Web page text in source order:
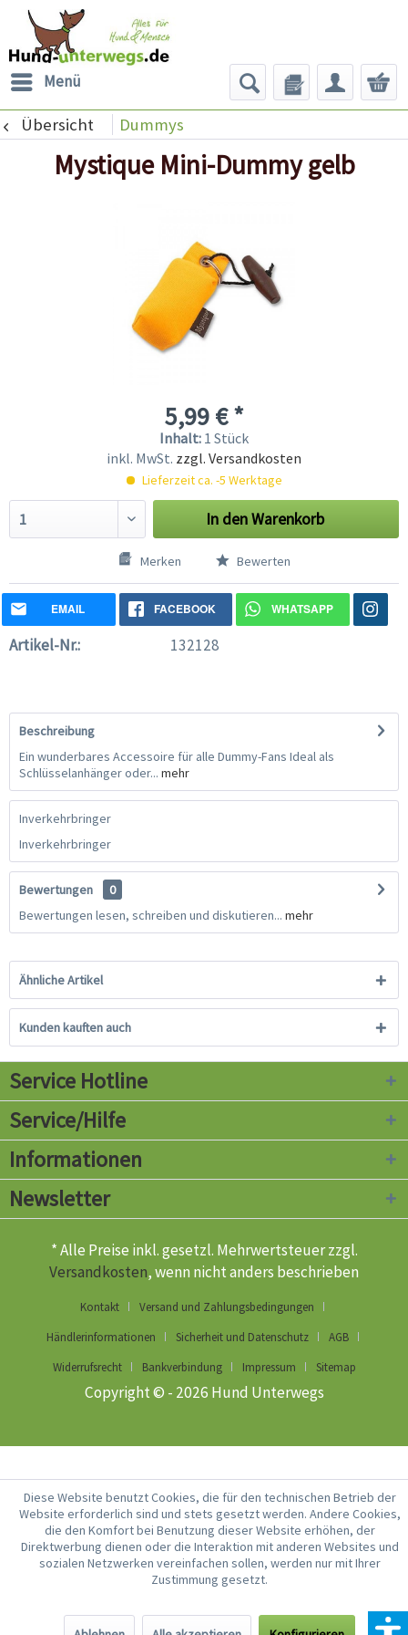
Menü
Übersicht Dummys
Mystique Mini-Dummy gelb
5,99 € *
Inhalt: 1 Stück
inkl. MwSt. zzgl. Versandkosten
Lieferzeit ca. -5 Werktage
In denWarenkorb
Merken Bewerten
EMAIL FACEBOOK WHATSAPP
Artikel-Nr.: 132128
Beschreibung
Ein wunderbares Accessoire für alle Dummy-Fans Ideal als
Schlüsselanhänger oder... mehr
Inverkehrbringer
Inverkehrbringer
Bewertungen
0
Bewertungen lesen, schreiben und diskutieren... mehr
Ähnliche Artikel
Kunden kauften auch
Service Hotline
Service/Hilfe
Informationen
Newsletter
* Alle Preise inkl. gesetzl. Mehrwertsteuer zzgl.
Versandkosten, wenn nicht anders beschrieben
Kontakt
Versand und Zahlungsbedingungen
Händlerinformationen
Sicherheit und Datenschutz
AGB
Widerrufsrecht
Bankverbindung Impressum Sitemap
Copyright © - 2026 Hund Unterwegs
Diese Website benutzt Cookies, die für den technischen Betrieb der
Website erforderlich sind und stets gesetzt werden. Andere Cookies,
die den Komfort bei Benutzung dieser Website erhöhen, der
Direktwerbung dienen oder die Interaktion mit anderen Websites und
sozialen Netzwerken vereinfachen sollen, werden nur mit Ihrer
Zustimmung gesetzt.